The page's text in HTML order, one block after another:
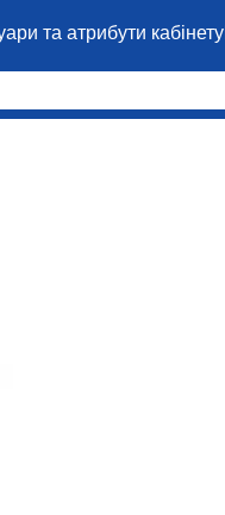
та атрибути кабінету